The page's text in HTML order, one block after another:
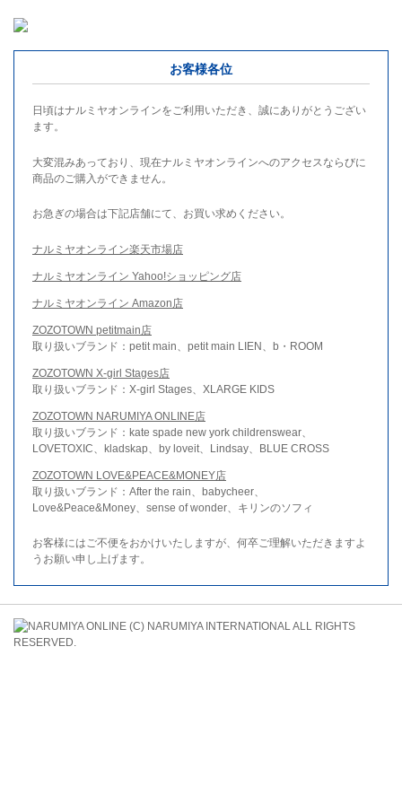
お客様各位
日頃はナルミヤオンラインをご利用いただき、誠にありがとうござい
ます。
大変混みあっており、現在ナルミヤオンラインへのアクセスならびに
商品のご購入ができません。
お急ぎの場合は下記店舗にて、お買い求めください。
ナルミヤオンライン楽天市場店
ナルミヤオンライン Yahoo!ショッピング店
ナルミヤオンライン Amazon店
ZOZOTOWN petitmain店
取り扱いブランド：petit main、petit main LIEN、b・ROOM
ZOZOTOWN X-girl Stages店
取り扱いブランド：X-girl Stages、XLARGE KIDS
ZOZOTOWN NARUMIYA ONLINE店
取り扱いブランド：kate spade new york childrenswear、
LOVETOXIC、kladskap、by loveit、Lindsay、BLUE CROSS
ZOZOTOWN LOVE&PEACE&MONEY店
取り扱いブランド：After the rain、babycheer、
Love&Peace&Money、sense of wonder、キリンのソフィ
お客様にはご不便をおかけいたしますが、何卒ご理解いただきますよ
うお願い申し上げます。